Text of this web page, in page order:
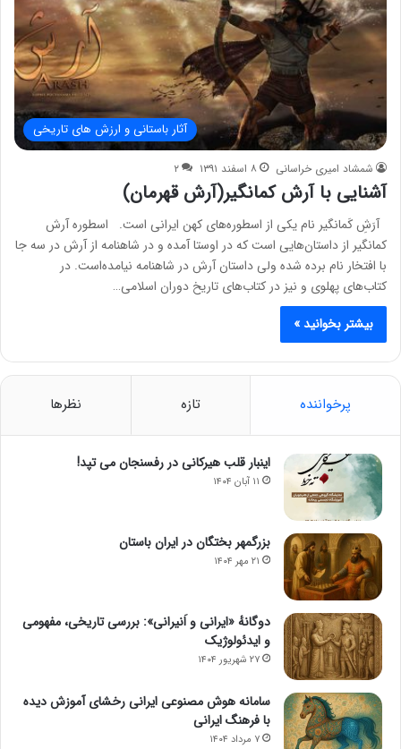
آثار باستانی و ارزش های تاریخی
شمشاد امیری خراسانی ۸ اسفند ۱۳۹۱ ۲
آشنایی با آرش کمانگیر(آرش قهرمان)
آرَشِ کَمانگیر نام یکی از اسطوره‌های کهن ایرانی است. اسطوره آرش
کمانگیر از داستان‌هایی است که در اوستا آمده و در شاهنامه از آرش در سه جا
با افتخار نام برده شده ولی داستان آرش در شاهنامه نیامده‌است. در
کتاب‌های پهلوی و نیز در کتاب‌های تاریخ دوران اسلامی…
بیشتر بخوانید »
پرخواننده تازه نظرها
اینبار قلب هیرکانی در رفسنجان می تپد!
۱۱ آبان ۱۴۰۴
بزرگمهر بختگان در ایران باستان
۲۱ مهر ۱۴۰۴
دوگانهٔ «ایرانی و اَنیرانی»: بررسی تاریخی، مفهومی
و ایدئولوژیک
۲۷ شهریور ۱۴۰۴
سامانه هوش مصنوعی ایرانی رخشای آموزش دیده
با فرهنگ ایرانی
۷ مرداد ۱۴۰۴